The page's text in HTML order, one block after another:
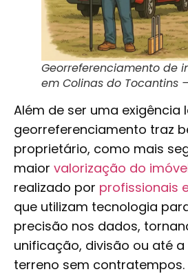
Georreferenciamento de
em Colinas do Tocantins
Além de ser uma exigência
georreferenciamento traz
proprietário, como mais
maior valorização do
realizado por profissionais
que utilizam tecnologia
precisão nos dados,
unificação, divisão ou até
terreno sem contratempos.